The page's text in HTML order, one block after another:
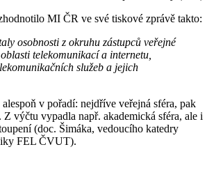
MI ČR ve své tiskové zprávě takto:
osobnosti z okruhu zástupců veřejné
telekomunikací a internetu,
služeb a jejich
v pořadí: nejdříve veřejná sféra, pak
Z výčtu vypadla např. akademická sféra, ale i
(doc. Šimáka, vedoucího katedry
FEL ČVUT).